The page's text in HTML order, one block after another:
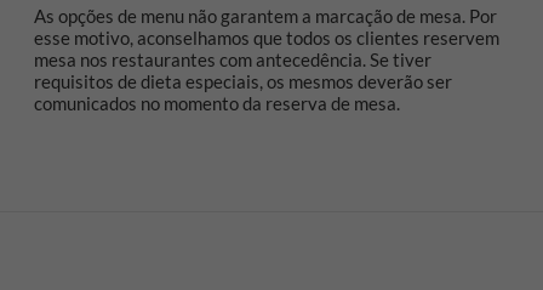
As opções de menu não garantem a marcação de mesa. Por
esse motivo, aconselhamos que todos os clientes reservem
mesa nos restaurantes com antecedência. Se tiver
requisitos de dieta especiais, os mesmos deverão ser
comunicados no momento da reserva de mesa.